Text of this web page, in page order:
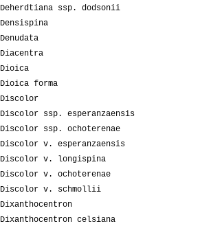
Deherdtiana ssp. dodsonii
Densispina
Denudata
Diacentra
Dioica
Dioica forma
Discolor
Discolor ssp. esperanzaensis
Discolor ssp. ochoterenae
Discolor v. esperanzaensis
Discolor v. longispina
Discolor v. ochoterenae
Discolor v. schmollii
Dixanthocentron
Dixanthocentron celsiana